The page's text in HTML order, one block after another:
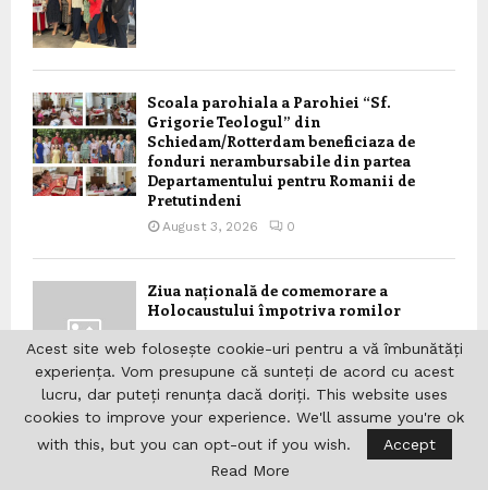
Scoala parohiala a Parohiei “Sf.
Grigorie Teologul” din
Schiedam/Rotterdam beneficiaza de
fonduri nerambursabile din partea
Departamentului pentru Romanii de
Pretutindeni
August 3, 2026 0
Ziua națională de comemorare a
Holocaustului împotriva romilor
Mesajul Președintelui României, Nicușor
Dan, privind menținerea ratingului de
țară de către Agenția Fitch,
Acest site web folosește cookie-uri pentru a vă îmbunătăți
experiența. Vom presupune că sunteți de acord cu acest
lucru, dar puteți renunța dacă doriți. This website uses
cookies to improve your experience. We'll assume you're ok
with this, but you can opt-out if you wish.
Accept
Read More